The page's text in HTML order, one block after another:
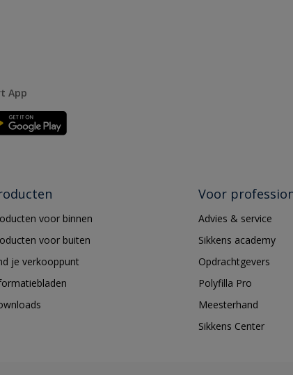
App
voor binnen
voor buiten
je verkooppunt
Voor
Advies & service
Sikkens academy
Opdrachtgevers
Polyfilla Pro
Meesterhand
Sikkens Center